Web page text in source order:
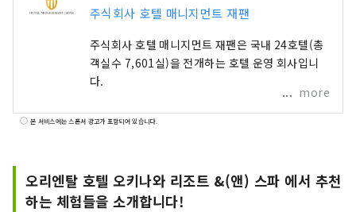
주식회사 호텔 매니지먼트 재팬
주식회사 호텔 매니지먼트 재팬은 국내 24호텔(총
객실수 7,601실)을 전개하는 호텔 운영 회사입니
다.
more
본 서비스에는 스폰서 광고가 포함되어 있습니다.
오리엔탈 호텔 오키나와 리조트 &(앤) 스파 에서 추천
하는 체험들을 소개합니다!